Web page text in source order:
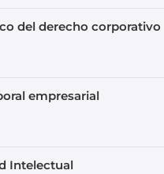
del derecho corporativo
empresarial
Intelectual